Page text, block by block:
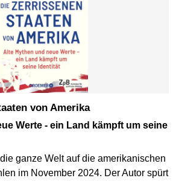
von Amerika
ganze Welt auf die amerikanischen
im November 2024. Der Autor spürt